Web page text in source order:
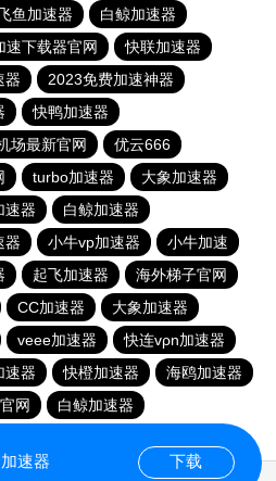
鱼加速器
白鲸加速器
速下载器官网
快联加速器
器
2023免费加速神器
快鸭加速器
场最新官网
优云666
turbo加速器
大象加速器
速器
白鲸加速器
器 小牛vp加速器
小牛加速
起飞加速器
海外梯子官网
CC加速器
大象加速器
veee加速器
快连vρn加速器
速器 快橙加速器
海鸥加速器
网
白鲸加速器
速器 下载